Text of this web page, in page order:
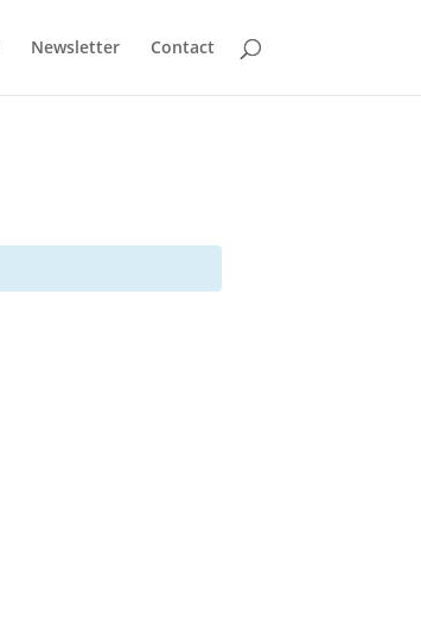
Newsletter Contact